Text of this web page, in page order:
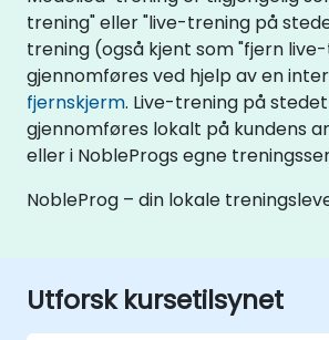
trening" eller "live-trening på
trening (også kjent som "fjern
gjennomføres ved hjelp av en
fjernskjerm. Live-trening på
gjennomføres lokalt på kundens
eller i NobleProgs egne
NobleProg – din lokale
Utforsk kursetilsynet